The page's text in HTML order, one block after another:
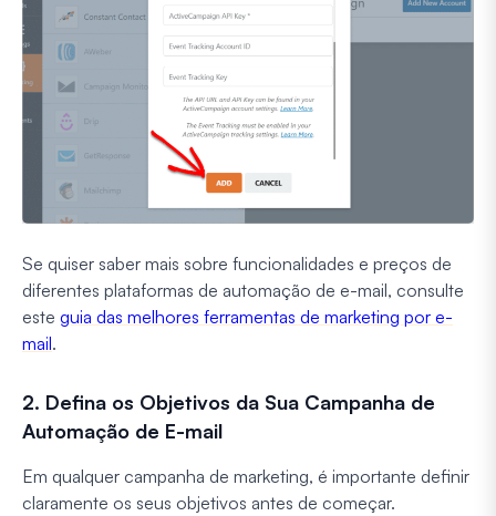
Se quiser saber mais sobre funcionalidades e preços de
diferentes plataformas de automação de e-mail, consulte
este guia das melhores ferramentas de marketing por e-
mail.
2. Defina os Objetivos da Sua Campanha de
Automação de E-mail
Em qualquer campanha de marketing, é importante definir
claramente os seus objetivos antes de começar.